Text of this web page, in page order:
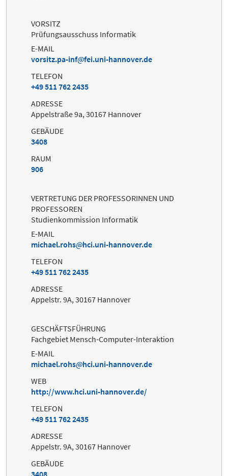
VORSITZ
Prüfungsausschuss Informatik
E-MAIL
vorsitz.pa-inf
fei.uni-hannover.de
TELEFON
+49 511 762 2435
ADRESSE
Appelstraße 9a, 30167 Hannover
GEBÄUDE
3408
RAUM
906
VERTRETUNG DER PROFESSORINNEN UND
PROFESSOREN
Studienkommission Informatik
E-MAIL
michael.rohs
hci.uni-hannover.de
TELEFON
+49 511 762 2435
ADRESSE
Appelstr. 9A, 30167 Hannover
GESCHÄFTSFÜHRUNG
Fachgebiet Mensch-Computer-Interaktion
E-MAIL
michael.rohs
hci.uni-hannover.de
WEB
http://www.hci.uni-hannover.de/
TELEFON
+49 511 762 2435
ADRESSE
Appelstr. 9A, 30167 Hannover
GEBÄUDE